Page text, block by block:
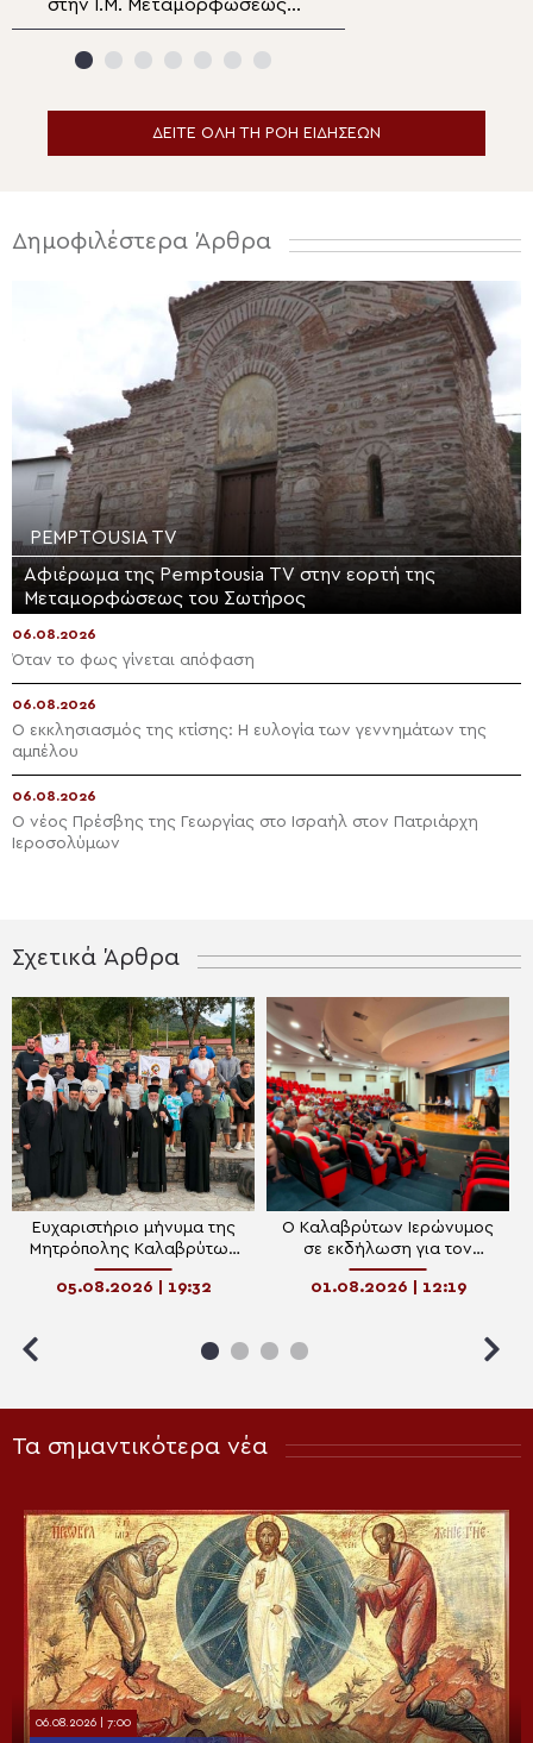
στην Ι.Μ. Μεταμορφώσεως
Καμένων Βούρλων
ΔΕΙΤΕ ΟΛΗ ΤΗ ΡΟΗ ΕΙΔΗΣΕΩΝ
Δημοφιλέστερα Άρθρα
PEMPTOUSIA TV
Αφιέρωμα της Pemptousia TV στην εορτή της
Μεταμορφώσεως του Σωτήρος
06.08.2026
Όταν το φως γίνεται απόφαση
06.08.2026
Ο εκκλησιασμός της κτίσης: Η ευλογία των γεννημάτων της
αμπέλου
06.08.2026
Ο νέος Πρέσβης της Γεωργίας στο Ισραήλ στον Πατριάρχη
Ιεροσολύμων
Σχετικά Άρθρα
Ευχαριστήριο μήνυμα της
Μητρόπολης Καλαβρύτων
για τη συνδρομή στη
λειτουργία των
05.08.2026 | 19:32
Ο Καλαβρύτων Ιερώνυμος
σε εκδήλωση για τον
Καθηγητή Νανοτεχνολογίας
Θέμη Προδρομάκη
01.08.2026 | 12:19
Τα σημαντικότερα νέα
06.08.2026 | 7:00